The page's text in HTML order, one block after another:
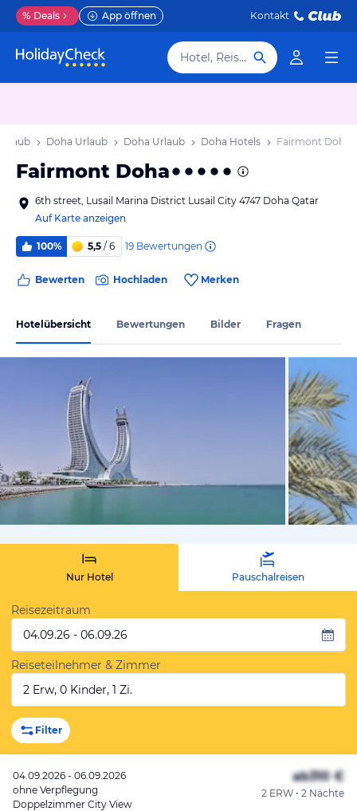
% Deals App öffnen Kontakt
Hotel, Reiseziel
Doha Urlaub Doha Urlaub Doha Hotels Fairmont Doha
Fairmont Doha
6th street, Lusail Marina District Lusail City 4747 Doha Qatar
Auf Karte anzeigen
100% 5,5 / 6 19 Bewertungen
Bewerten Hochladen Merken
Hotelübersicht Bewertungen Bilder Fragen
von
Nur Hotel Pauschalreisen
Reisezeitraum
04.09.26 - 06.09.26
Reiseteilnehmer & Zimmer
2 Erw, 0 Kinder, 1 Zi.
Filter
04.09.2026 - 06.09.2026
ohne Verpflegung
Doppelzimmer City View
ab310 €
2 ERW • 2 Nächte